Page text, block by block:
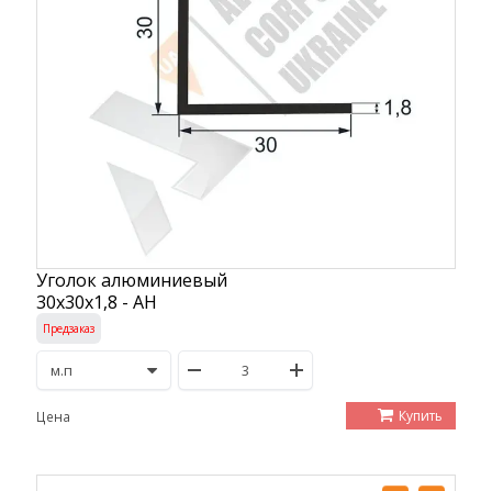
Уголок алюминиевый
30х30х1,8 - АН
Предзаказ
Цена Купить